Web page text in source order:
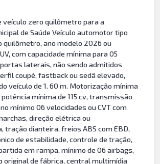
veículo zero quilômetro para a
de Saúde Veículo automotor tipo
quilômetro, ano modelo 2026 ou
com capacidade mínima para 05
laterais, não sendo admitidos
coupé, fastback ou sedã elevado,
veículo de 1. 60 m. Motorização mínima
mínima de 115 cv, transmissão
mínimo 06 velocidades ou CVT com
direção elétrica ou
tração dianteira, freios ABS com EBD,
de estabilidade, controle de tração,
em rampa, mínimo de 06 airbags,
original de fábrica, central multimídia